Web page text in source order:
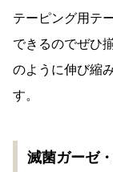
テーピング用テ
できるのでぜひ
のように伸び縮
す。
滅菌ガーゼ